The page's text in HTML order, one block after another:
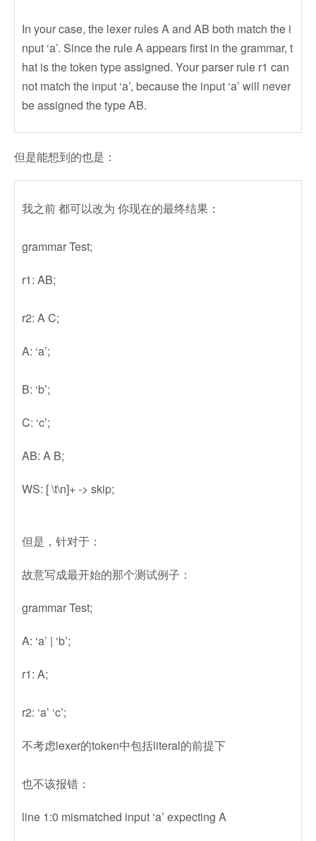
In your case, the lexer rules A and AB both match the i
nput ‘a’. Since the rule A appears first in the grammar, t
hat is the token type assigned. Your parser rule r1 can
not match the input ‘a’, because the input ‘a’ will never
be assigned the type AB.
但是能想到的也是：
我之前 都可以改为 你现在的最终结果：
grammar Test;
r1: AB;
r2: A C;
A: ‘a’;
B: ‘b’;
C: ‘c’;
AB: A B;
WS: [ \t\n]+ -> skip;
但是，针对于：
故意写成最开始的那个测试例子：
grammar Test;
A: ‘a’ | ‘b’;
r1: A;
r2: ‘a’ ‘c’;
不考虑lexer的token中包括literal的前提下
也不该报错：
line 1:0 mismatched input ‘a’ expecting A